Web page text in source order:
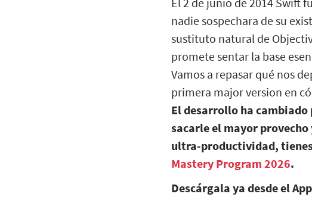
nadie sospechara de su
sustituto natural de
promete sentar la base
Vamos a repasar qué nos
primera major version en
El desarrollo ha cambiado
sacarle el mayor provecho
ultra-productividad,
Mastery Program 2026.
Descárgala ya desde el